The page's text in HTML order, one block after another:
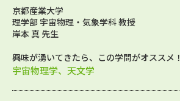
京都産業大学
理学部 宇宙物理・気象学科 教授
岸本 真 先生
興味が湧いてきたら、この学問がオススメ！
宇宙物理学、天文学